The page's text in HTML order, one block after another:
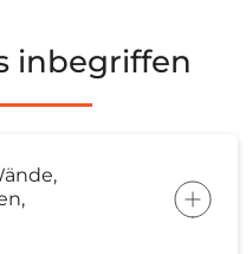
inbegriffen